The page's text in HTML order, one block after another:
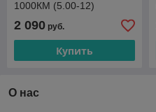
1000КМ (5.00-12)
2 090 руб.
Купить
О нас